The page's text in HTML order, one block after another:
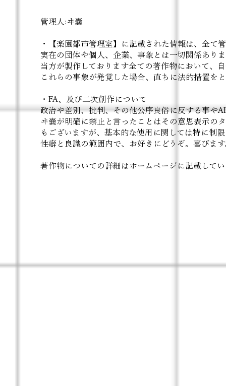
管理人:ヰ嚢
​・【楽園都市管理室】
に記載された情報は、全て
実在の団体や個人、企業、事象とは一切関係あり
当方が製作しております全ての著作物において、
これらの事象が発覚した場合、直ちに法的措置を
・FA、及び二次創作について
政治や差別、批判、その他公序良俗に反する事や
ヰ嚢が明確に禁止と言ったことはその意思表示の
もございますが、基本的な使用に関しては特に制
性癖と良識の範囲内で、お好きにどうぞ。喜びます
著作物についての詳細はホームページに記載して